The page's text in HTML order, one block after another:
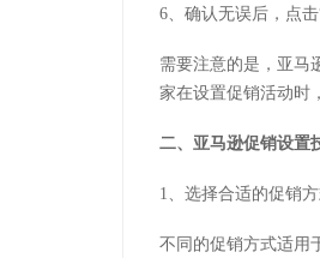
6、确认无误后，点
需要注意的是，亚马
家在设置促销活动时
二、亚马逊促销设置
1、选择合适的促销
不同的促销方式适用